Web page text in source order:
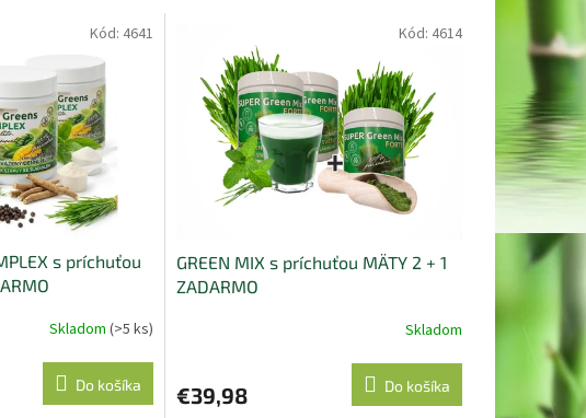
s príchuťou
Skladom (>5 ks)
Do košíka
Kód: 4641
GREEN MIX s príchuťou MÄTY 2 + 1
ZADARMO
je
Skladom
€39,98 Do košíka
Kód: 4614